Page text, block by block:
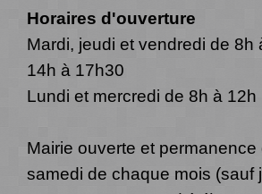
Horaires d'ouverture
Mardi, jeudi et vendredi de 8h
14h à 17h30
Lundi et mercredi de 8h à 12h
Mairie ouverte et
samedi de chaque mois (sauf